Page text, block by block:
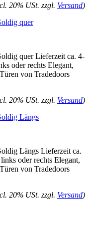
20% USt. zzgl. Versand)
quer
quer Lieferzeit ca. 4-
oder rechts Elegant,
von Tradedoors
20% USt. zzgl. Versand)
Längs
Längs Lieferzeit ca.
oder rechts Elegant,
von Tradedoors
20% USt. zzgl. Versand)